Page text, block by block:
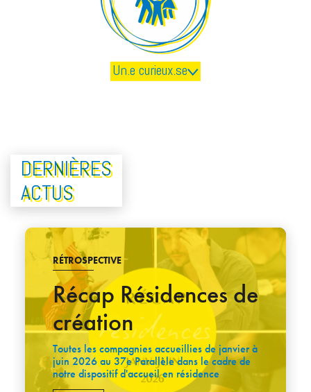
Un.e curieux.se
DERNIÈRES
ACTUS
RÉTROSPECTIVE
Récap Résidences de
création
Toutes les compagnies accueillies de janvier à
juin 2026 au 37e Parallèle dans le cadre de
notre dispositif d'accueil en résidence